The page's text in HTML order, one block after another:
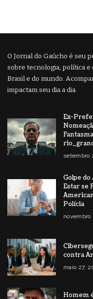
O Jornal do Gaúcho é seu
sobre tecnologia, política
Brasil e do mundo.
impactam seu dia a dia.
Ex-
setembro
Golpe
Estar se
Polícia
novembro
contra
maio 27,
Homem